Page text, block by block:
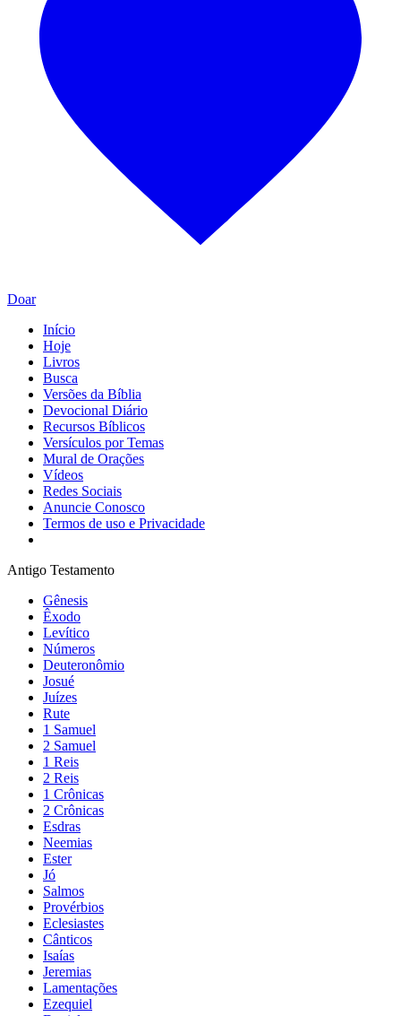
Doar
Início
Hoje
Livros
Busca
Versões da Bíblia
Devocional Diário
Recursos Bíblicos
Versículos por Temas
Mural de Orações
Vídeos
Redes Sociais
Anuncie Conosco
Termos de uso e Privacidade
Antigo Testamento
Gênesis
Êxodo
Levítico
Números
Deuteronômio
Josué
Juízes
Rute
1 Samuel
2 Samuel
1 Reis
2 Reis
1 Crônicas
2 Crônicas
Esdras
Neemias
Ester
Jó
Salmos
Provérbios
Eclesiastes
Cânticos
Isaías
Jeremias
Lamentações
Ezequiel